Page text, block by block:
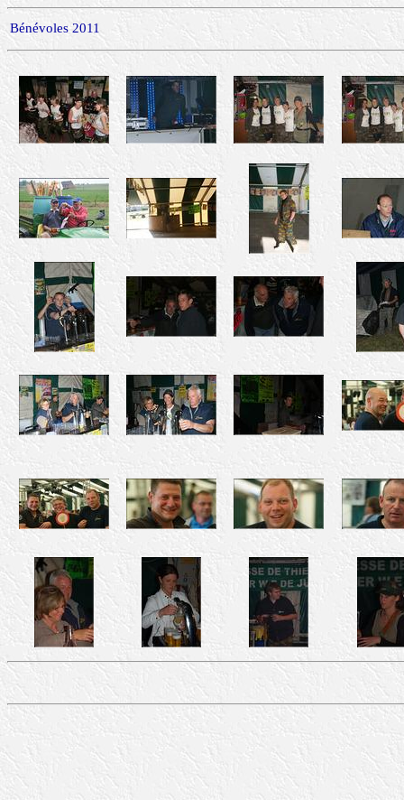
Bénévoles 2011